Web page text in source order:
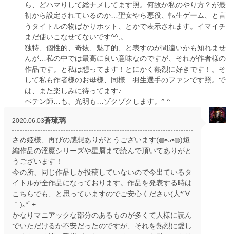
ら、どハマりして総ナメしてます照。何故か私のやり方？が最
初から設定されているのか…聖女やら悪役、転生ゲーム、と言
うタイトルの物ばかりホット、とかで表示されます。イマイチ
まだ使いこなせてないです^^;。
独特、個性的、奇抜、魅了的、と表すのが間違いかも知れませ
んが…私の中では最高に良い意味なのですが、それが作者様の
作品です。と私は想ってます！とにかく熱烈に好きです！。そ
して私も作者様のお母様、同様…羽生選手のファンです照。で
は、また楽しみに待ってます♪
ペテン師…も、光明も…ゾクゾクします。^ ^
2020.06.03蒼琉璃
さめ姫様、再びの感想ありがとうございます(◍•ᴗ•◍)短
編作品の淫魔シリーズや星屑まで読んで頂いてありがと
うございます！
今の所、同じ作品しか投稿していないので今出ているタ
イトルが全作品になっております。作品を発表する時は
こちらでも、と思っていますのでご安心ください(人*´∀
｀)｡*ﾟ+
かなりマニアックな部分のあるものが多くて人様に読ん
でいただけるか不安だったのですが、それを熱烈に愛し